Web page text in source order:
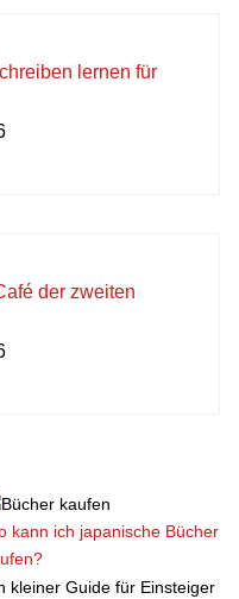
lernen für
der zweiten
kann ich japanische Bücher
kleiner Guide für Einsteiger